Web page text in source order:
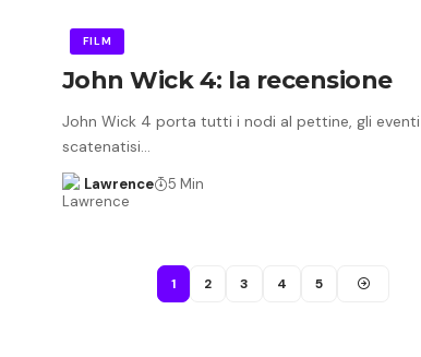
FILM
John Wick 4: la recensione
John Wick 4 porta tutti i nodi al pettine, gli eventi
scatenatisi…
Lawrence 5 Min
1 2 3 4 5